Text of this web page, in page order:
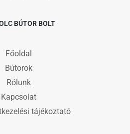
BÚTOR BOLT
Főoldal
Bútorok
Rólunk
Kapcsolat
tájékoztató